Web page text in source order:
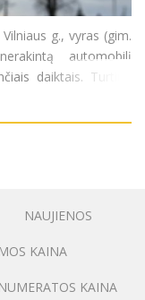
g., vyras (gim.
automobilį
daiktais. Turtinė
pagal LR BK 178
NAUJIENOS
KAINA
KAINA